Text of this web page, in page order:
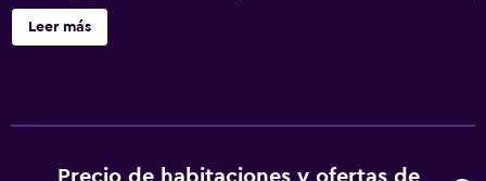
TV de pantalla plana y baño privado con ducha y artículos
de aseo gratuitos. El desayuno ofrece opciones buffet, a la
Florencia) está a 15 km.
Leer más
Precio de habitaciones y ofertas de